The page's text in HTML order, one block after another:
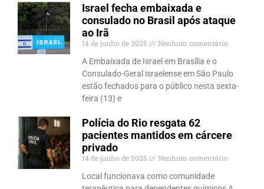
Israel fecha embaixada e
consulado no Brasil após ataque
ao Irã
14 de junho de 2025
Nenhum comentário
A Embaixada de Israel em Brasília e o
Consulado-Geral israelense em São Paulo
estão fechados para o público nesta sexta-
feira (13) e
Polícia do Rio resgata 62
pacientes mantidos em cárcere
privado
14 de junho de 2025
Nenhum comentário
Local funcionava como comunidade